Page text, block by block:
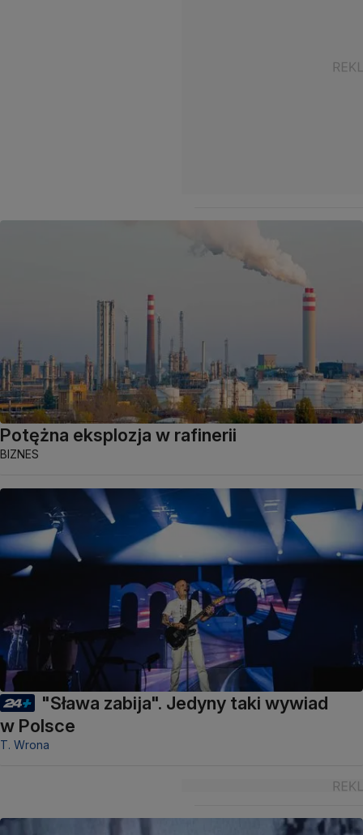
Potężna eksplozja w rafinerii
BIZNES
"Sława zabija". Jedyny taki wywiad
w Polsce
T. Wrona